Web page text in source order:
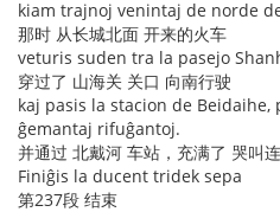
kiam trajnoj venintaj de norde
那时 从长城北面 开来的火车
veturis suden tra la pasejo
穿过了 山海关 关口 向南行驶
kaj pasis la stacion de
ĝemantaj rifuĝantoj.
并通过 北戴河 车站，充满了 哭叫连
Finiĝis la ducent tridek sepa
第237段 结束